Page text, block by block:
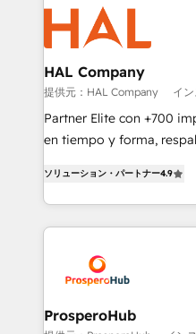
& marketing
extensive experience
and manufacturers since
empowering our clients
autonomy. Get to grips
guided implementation
the CRM platform into
marketing strategy?
to your needs and sales
Accreditations. Based in
services are offered in
HAL Company
提供元：HAL Company イ
Partner Elite con +700
en tiempo y forma,
Certified Trainers
Acompañamos a las
crecimiento integrando
reales. Nos
técnica con una mirada
ソリューション・パートナー4.9
ProsperoHub